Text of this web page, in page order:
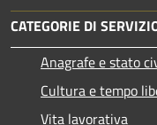
CATEGORIE DI
Anagrafe e stato
Cultura e tempo
Vita lavorativa